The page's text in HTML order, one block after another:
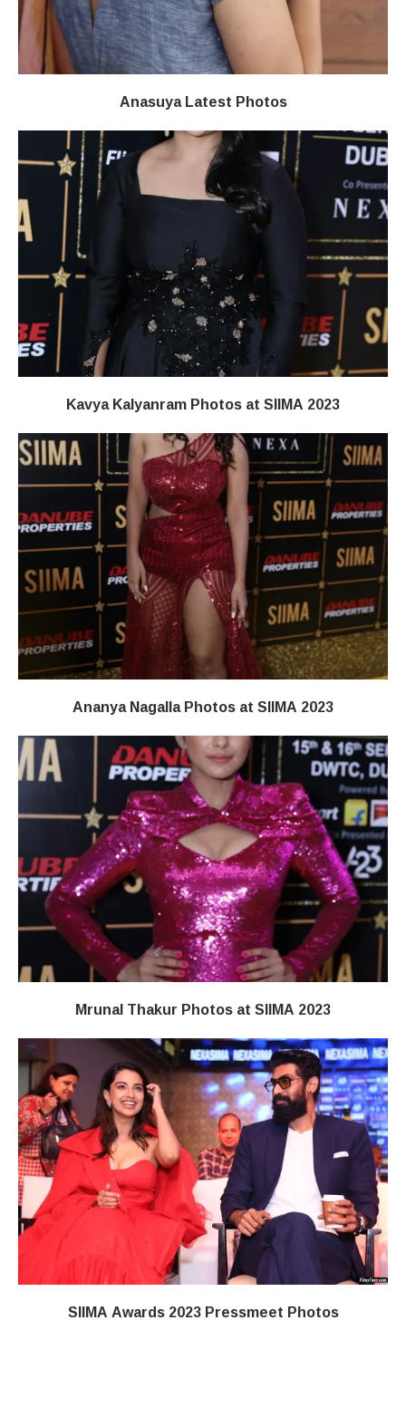
Anasuya Latest Photos
Kavya Kalyanram Photos at SIIMA 2023
Ananya Nagalla Photos at SIIMA 2023
Mrunal Thakur Photos at SIIMA 2023
SIIMA Awards 2023 Pressmeet Photos